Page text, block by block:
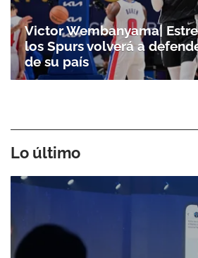
Victor Wembanyama|
los Spurs volverá a
de su país
Lo último